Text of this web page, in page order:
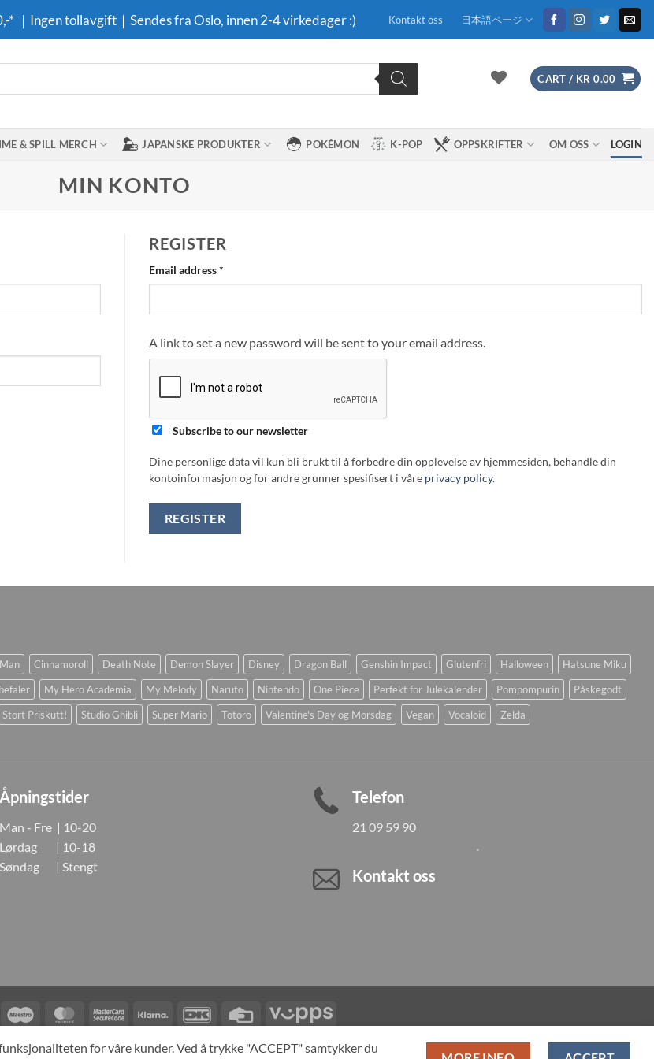
* ｜Ingen tollavgift｜Sendes fra Oslo, innen 2-4 virkedager :) Kontakt oss 日本語ページ
CART / KR 0.00
& SPILL MERCH JAPANSKE PRODUKTER POKÉMON K-POP OPPSKRIFTER OM OSS LOGIN
MIN KONTO
REGISTER
Email address*
A link to set a new password will be sent to your email address.
Subscribe to our newsletter
Dine personlige data vil kun bli brukt til å forbedre din opplevelse av hjemmesiden, behandle din
kontoinformasjon og for andre grunner spesifisert i våre privacy policy.
REGISTER
Cinnamoroll Death Note Demon Slayer Disney Dragon Ball Genshin Impact Glutenfri Halloween
Hatsune Miku
My Hero Academia My Melody Naruto Nintendo One Piece Perfekt for Julekalender Pompompurin
Påskegodt
Stort Priskutt! Studio Ghibli Super Mario Totoro Valentine's Day og Morsdag Vegan Vocaloid Zelda
Åpningstider
Man - Fre | 10-20
Lørdag | 10-18
Søndag | Stengt
Telefon
21 09 59 90
Kontakt oss
Maestro MasterCardMasterCard
2
Klarna DanKort
Credit
Card
Vipps
OSS OM OSS SPESIALBESTILLING MIN KONTO ALL PRODUCTS
for våre kunder. Ved å trykke "ACCEPT" samtykker du